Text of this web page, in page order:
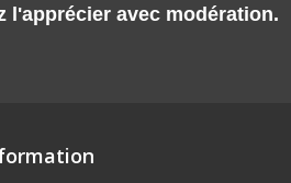
l'apprécier avec modération.